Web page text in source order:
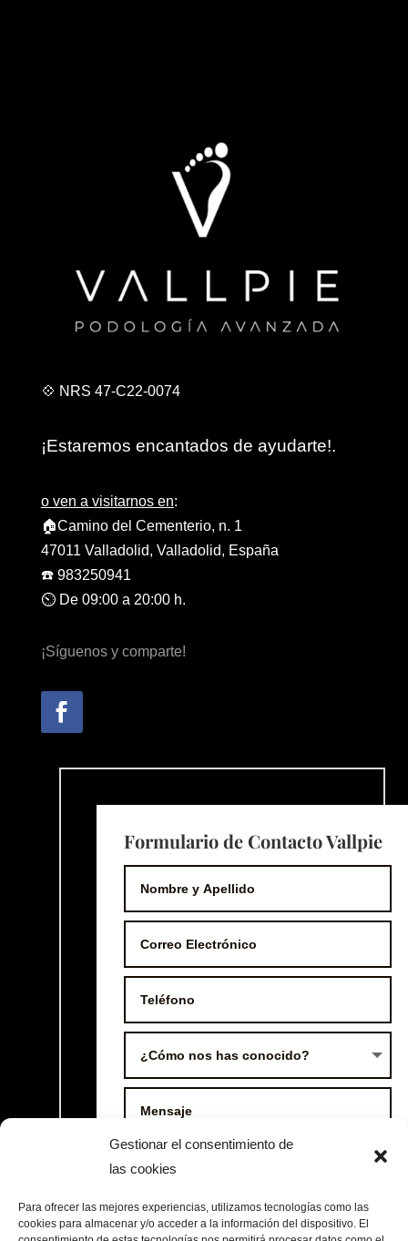
Gestionar el consentimiento de
las cookies
Para ofrecer las mejores experiencias, utilizamos tecnologías como las
cookies para almacenar y/o acceder a la información del dispositivo. El
💠 NRS 47-C22-0074
¡Estaremos encantados de ayudarte!.
o ven a visitarnos en:
🏠Camino del Cementerio, n. 1
47011 Valladolid, Valladolid, España
☎️ 983250941
⏲️ De 09:00 a 20:00 h.
¡Síguenos y comparte!
Formulario de Contacto Vallpie